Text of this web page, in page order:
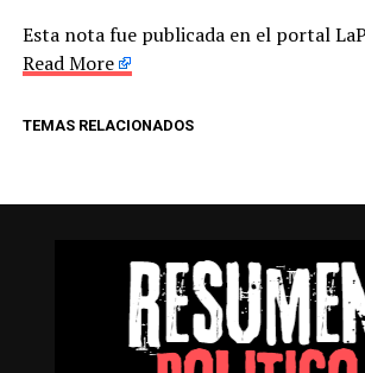
Esta nota fue publicada en el portal
Read More
TEMAS RELACIONADOS